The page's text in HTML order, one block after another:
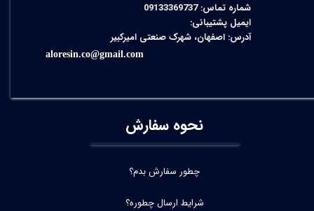
شماره تماس: 09133369737
ایمیل پشتیبانی:
آدرس: اصفهان، شهرک صنعتی امیرکبیر
aloresin.co@gmail.com
نحوه سفارش
چطور سفارش بدم؟
شرایط ارسال چطوره؟